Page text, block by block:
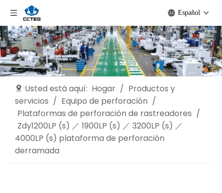
Español
Usted está aquí: Hogar / Productos y
servicios / Equipo de perforación /
Plataformas de perforación de rastreadores /
Zdy1200LP (s) ／ 1900LP (s) ／ 3200LP (s) ／
4000LP (s) plataforma de perforación
derramada